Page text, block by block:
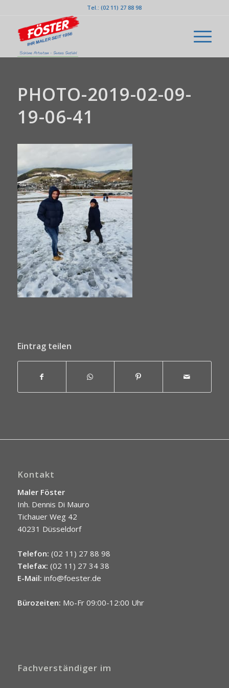
Tel.: (02 11) 27 88 98
PHOTO-2019-02-09-
19-06-41
Eintrag teilen
Kontakt
Maler Föster
Inh. Dennis Di Mauro
Tichauer Weg 42
40231 Düsseldorf
Telefon: (02 11) 27 88 98
Telefax: (02 11) 27 34 38
E-Mail: info@foester.de
Bürozeiten: Mo-Fr 09:00-12:00 Uhr
Fachverständiger im